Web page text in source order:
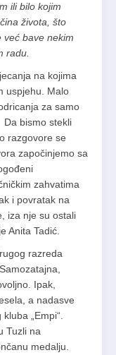
ili bilo kojim
života, što
već bave nekim
radu.
na kojima
uspjehu. Malo
za samo
bismo stekli
razgovore se
započinjemo sa
zahvatima
i povratak na
iza nje su ostali
Anita Tadić.
razreda
Ipak,
a nadasve
„Empi“.
Tuzli na
medalju.